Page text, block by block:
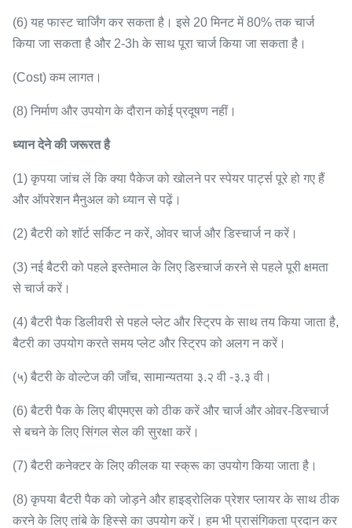
(6) यह फास्ट चार्जिंग कर सकता है। इसे 20 मिनट में 80% तक चार्ज
किया जा सकता है और 2-3h के साथ पूरा चार्ज किया जा सकता है।
(Cost) कम लागत।
(8) निर्माण और उपयोग के दौरान कोई प्रदूषण नहीं।
ध्यान देने की जरूरत है
(1) कृपया जांच लें कि क्या पैकेज को खोलने पर स्पेयर पार्ट्स पूरे हो गए हैं
और ऑपरेशन मैनुअल को ध्यान से पढ़ें।
(2) बैटरी को शॉर्ट सर्किट न करें, ओवर चार्ज और डिस्चार्ज न करें।
(3) नई बैटरी को पहले इस्तेमाल के लिए डिस्चार्ज करने से पहले पूरी क्षमता
से चार्ज करें।
(4) बैटरी पैक डिलीवरी से पहले प्लेट और स्ट्रिप के साथ तय किया जाता है,
बैटरी का उपयोग करते समय प्लेट और स्ट्रिप को अलग न करें।
(५) बैटरी के वोल्टेज की जाँच, सामान्यतया ३.२ वी -३.३ वी।
(6) बैटरी पैक के लिए बीएमएस को ठीक करें और चार्ज और ओवर-डिस्चार्ज
से बचने के लिए सिंगल सेल की सुरक्षा करें।
(7) बैटरी कनेक्टर के लिए कीलक या स्क्रू का उपयोग किया जाता है।
(8) कृपया बैटरी पैक को जोड़ने और हाइड्रोलिक प्रेशर प्लायर के साथ ठीक
करने के लिए तांबे के हिस्से का उपयोग करें। हम भी प्रासंगिकता प्रदान कर